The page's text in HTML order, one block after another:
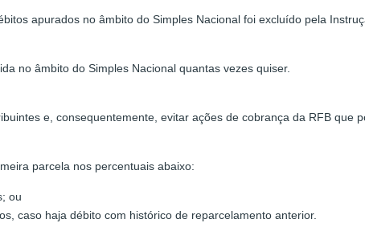
apurados no âmbito do Simples Nacional foi excluído pela
no âmbito do Simples Nacional quantas vezes quiser.
e, consequentemente, evitar ações de cobrança da RFB que
parcela nos percentuais abaixo:
ou
caso haja débito com histórico de reparcelamento anterior.